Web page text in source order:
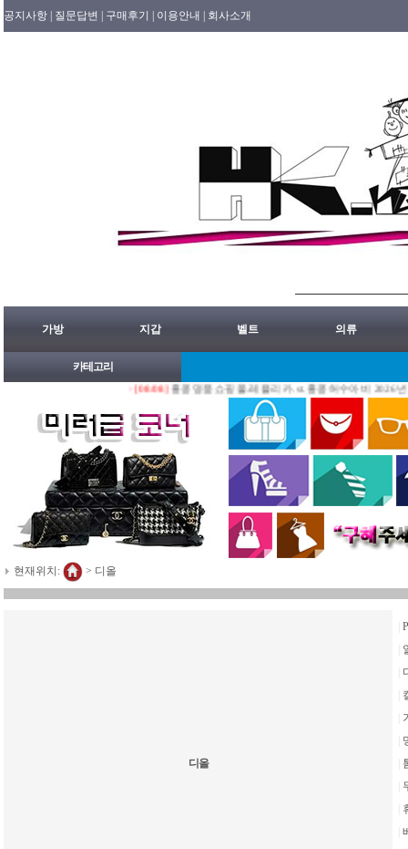
공지사항 | 질문답변 | 구매후기 | 이용안내 | 회사소개
가방 지갑 벨트 의류
카테고리
홍콩명품쇼핑몰.레플리카.st.홍콩허수아비 2026년 08월08
현재위치: > 디올
디올